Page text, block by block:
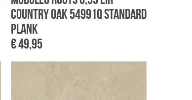
Country Oak 54991Q Standard
plank
€ 49,95